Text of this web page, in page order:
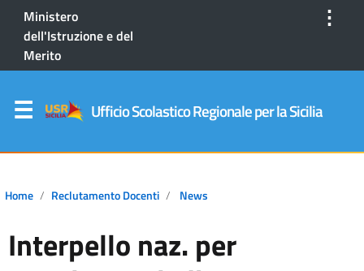
Ministero
dell'Istruzione e del
Merito
⋮
Ufficio Scolastico Regionale per la Sicilia
Home Reclutamento Docenti News
Interpello naz. per